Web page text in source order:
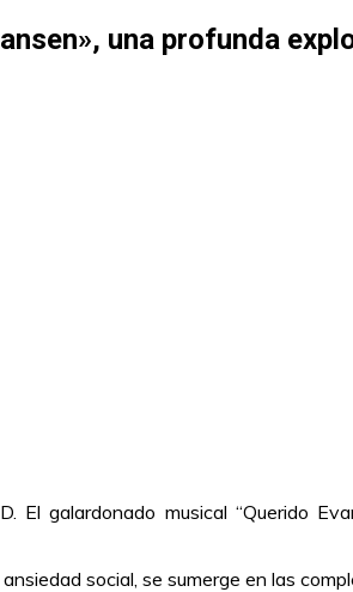
una profunda
El galardonado musical “Querido
social, se sumerge en las